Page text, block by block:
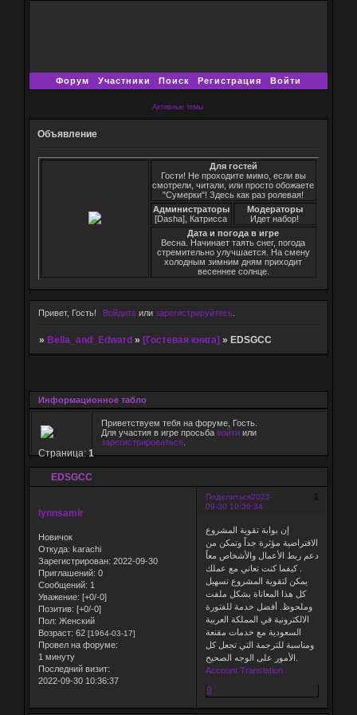
Форум Участники Поиск Регистрация Войти
Активные темы
Объявление
Для гостей
Гости! Не проходите мимо, если вы
смотрели, читали, или просто обожаете
"Сумерки"! Здесь как раз ролевая!
Администраторы
[Dasha], Катрисса
Модераторы
Идет набор!
Дата и погода в игре
Весна. Начинает таять снег, погода
стремительно улучшается. На смену
холодным зимним дням приходит
весеннее солнце.
Привет, Гость! Войдите илизарегистрируйтесь
» Bella_and_Edward » [Гостевая книга] » EDSGCC
Информационное табло
Приветствуем тебя на форуме, Гость.
Для участия в игре просьба войтиили
зарегистрироваться.
EDSGCC
Страница:1
Поделиться 1
2022-
09-30 10:36:34
lynnsamir
Новичок
Откуда: karachi
Зарегистрирован: 2022-09-30
Приглашений: 0
Сообщений: 1
Уважение: [+0/-0]
Позитив: [+0/-0]
Пол: Женский
Возраст: 62 [1964-03-17]
Провел на форуме:
1 минуту
Последний визит:
2022-09-30 10:36:37
إن بوابة تقوية المشروع
الافتراضية مؤثرة جداً وتمكن من
دعم ربط الأعمال والأشخاص معاً
. كيفما كنت تعاني مع عملك
يمكن لتقوية المشروع تسهيل
كل هذا المعاناة بشكل ملفت
وملحوظ. أفضل خدمة للفتورة
الالكترونية في المملكة العربية
السعودية مع خدمات مقنعة
ومناسبة للترجمة التي تجعل كل
Account Translation
0